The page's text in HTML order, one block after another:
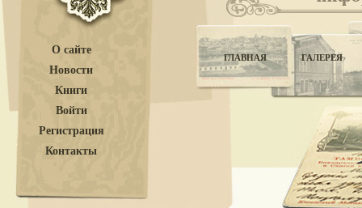
О сайте
Новости
Книги
Войти
Регистрация
Контакты
ГЛАВНАЯ ГАЛЕРЕЯ